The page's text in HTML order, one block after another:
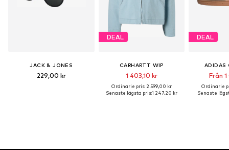
JACK & JONES
229,00 kr
DEAL
CARHARTT WIP
1 403,10 kr
Ordinarie pris: 2 599,00 kr
Senaste lägsta pris:1 247,20 kr
DEAL
ADIDAS
Från 1
Ordinarie
Senaste